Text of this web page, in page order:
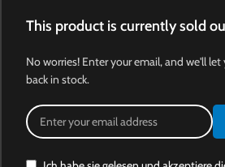
This product is currently sold
No worries! Enter your email, and we'll
back in stock.